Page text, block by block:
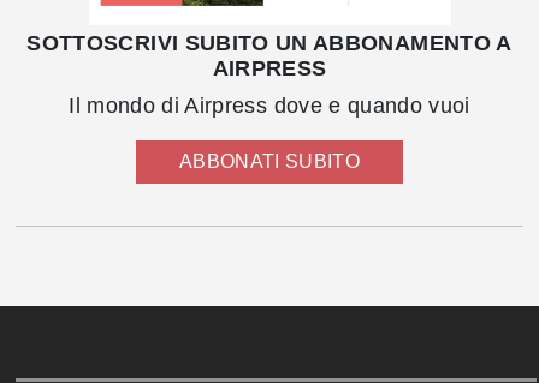
SOTTOSCRIVI SUBITO UN ABBONAMENTO A
AIRPRESS
Il mondo di Airpress dove e quando vuoi
ABBONATI SUBITO